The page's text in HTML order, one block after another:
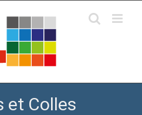
et Colles